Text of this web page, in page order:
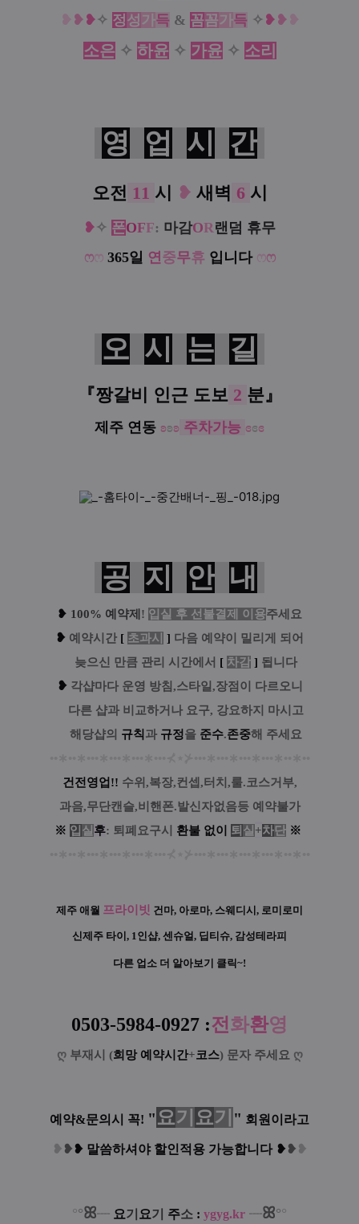
❥ ❥ ❥ ✧ 정성가득 & 꼼꼼가득 ✧ ❥ ❥ ❥
소은 ✧ 하윤 ✧ 가윤 ✧ 소리
영 업 시 간
오전 11 시 ❥ 새벽 6 시
❥ ✧ 폰OFF: 마감OR 랜덤 휴무
ෆෆ365일 연 중무휴 입니다 ෆෆ
오 시 는 길
『짱갈비 인근 도보 2 분』
제주 연동 ʚʚʚ 주차가능 ɞɞɞ
공 지 안 내
❥ 100% 예약제 ! 입실 후 선불결제 이용주세요
❥ 예 약시간 [ 초과시 ] 다음 예약이 밀리게 되어
늦으신 만큼 관리 시간에서 [ 차감 ] 됩니다
❥ 각샵마다 운영 방침,스타일,장점이 다르오니
다른 샵과 비교하거나 요구, 강요하지 마시고
해당샵의 규칙 과 규정을 준수.존중해 주세요
건전영업!! 수위,복장,컨셉,터치,룰.코스거부,
과음,무단캔슬,비핸폰.발신자없음등 예약불가
※ 입 실 후: 퇴폐요구시 환불 없이 퇴 실 +차단 ※
제주 애월 프라이빗 건마, 아로마, 스웨디시, 로미로미
신제주 타이, 1인샵, 센슈얼, 딥티슈, 감성테라피
다른 업소 더 알아보기 클릭~!
0503-5984-0927 :전화환영
ღ 부재시 (희망 예약시간+코스) 문자 주세요 ღ
예약&문의시 꼭! "요기 요기 " 회원이라고
❥ ❥❥ 말씀하셔야 할인적용 가능합니다 ❥❥ ❥
°°ꕤ┈ 요기 요기 주소 : ygyg.kr ┈ꕤ°°